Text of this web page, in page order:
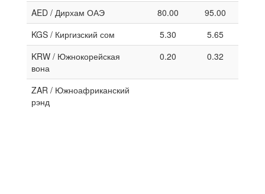
AED / Дирхам ОАЭ
80.00
95.00
KGS / Киргизский сом
5.30
5.65
KRW / Южнокорейская
вона
0.20 0.32
ZAR / Южноафриканский
рэнд